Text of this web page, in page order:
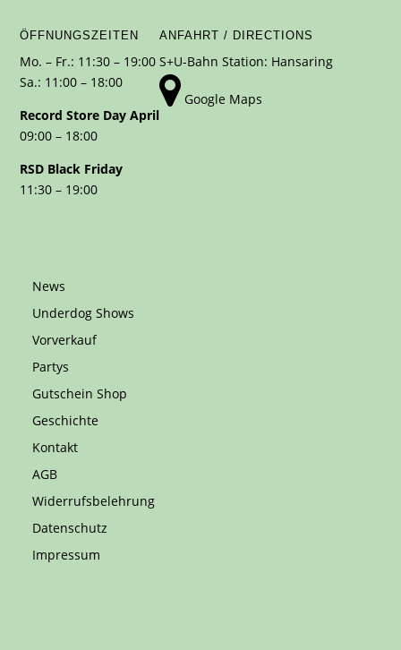
ÖFFNUNGSZEITEN
Mo. – Fr.: 11:30 – 19:00
Sa.: 11:00 – 18:00
Record Store Day April
09:00 – 18:00
RSD Black Friday
11:30 – 19:00
ANFAHRT / DIRECTIONS
S+U-Bahn Station: Hansaring
Google Maps
News
Underdog Shows
Vorverkauf
Partys
Gutschein Shop
Geschichte
Kontakt
AGB
Widerrufsbelehrung
Datenschutz
Impressum